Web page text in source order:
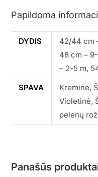
Papildoma
DYDIS
42/44 cm
48 cm –
– 2-5 m,
SPAVA
Kreminė,
Violetinė,
pelenų
Panašūs